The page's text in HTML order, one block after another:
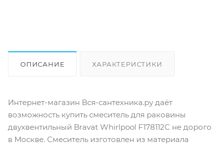
ОПИСАНИЕ ХАРАКТЕРИСТИКИ
Интернет-магазин Вся-сантехника.ру даёт
возможность купить смеситель для раковины
двухвентильный Bravat Whirlpool F178112C не дорого
в Москве. Смеситель изготовлен из материала